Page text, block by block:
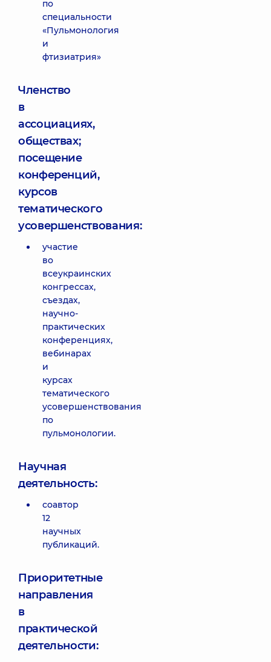
по
специальности
«Пульмонология
и
фтизиатрия»
Членство
в
ассоциациях,
обществах;
посещение
конференций,
курсов
тематического
усовершенствования:
участие
во
всеукраинских
конгрессах,
съездах,
научно-
практических
конференциях,
вебинарах
и
курсах
тематического
усовершенствования
по
пульмонологии.
Научная
деятельность:
соавтор
12
научных
публикаций.
Приоритетные
направления
в
практической
деятельности: